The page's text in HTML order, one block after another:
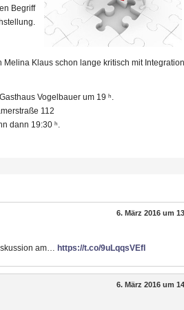
Begriff
Klaus schon lange kritisch mit
Vogelbauer um 19 ʰ.
112
dann 19:30 ʰ.
6. März 2016 um
am… https://t.co/9uLqqsVEfI
6. März 2016 um